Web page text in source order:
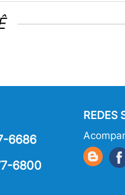
6686
6800
REDES